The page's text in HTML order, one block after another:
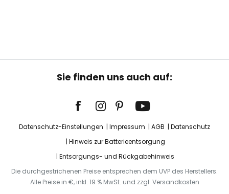
Sie finden uns auch auf:
Datenschutz-Einstellungen Impressum AGB
Datenschutz
Hinweis zur Batterieentsorgung
Entsorgungs- und Rückgabehinweis
Die durchgestrichenen Preise entsprechen dem UVP des Herstellers.
Alle Preise in €, inkl. 19 % MwSt. und zzgl. Versandkosten